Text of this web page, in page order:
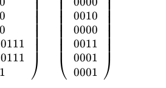
0
0
0111
0111
1 ⎠⎟⎟⎟⎟⎟⎟⎟
⎝
⎜
⎜⎜⎜⎜⎜⎜
0010
0000
0011
0001
0001 ⎠⎟⎟⎟⎟⎟⎟⎟